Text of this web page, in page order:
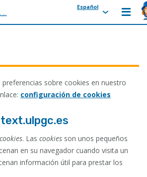
Español
preferencias sobre cookies en nuestro
configuración de cookies
cookies. Las cookies son unos pequeños
en su navegador cuando visita un
información útil para prestar los